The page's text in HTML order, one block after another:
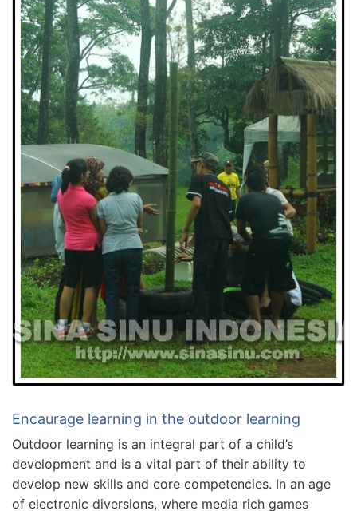
Encaurage learning in the outdoor learning
Outdoor learning is an integral part of a child’s
development and is a vital part of their ability to
develop new skills and core competencies. In an age
of electronic diversions, where media rich games